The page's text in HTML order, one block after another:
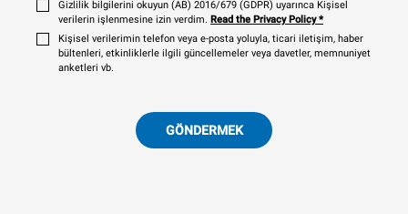
Gizlilik bilgilerini okuyun (AB) 2016/679 (GDPR) uyarınca Kişisel
verilerin işlenmesine izin verdim. Read the Privacy Policy*
Kişisel verilerimin telefon veya e-posta yoluyla, ticari iletişim, haber
bültenleri, etkinliklerle ilgili güncellemeler veya davetler, memnuniyet
anketleri vb.
GÖNDERMEK